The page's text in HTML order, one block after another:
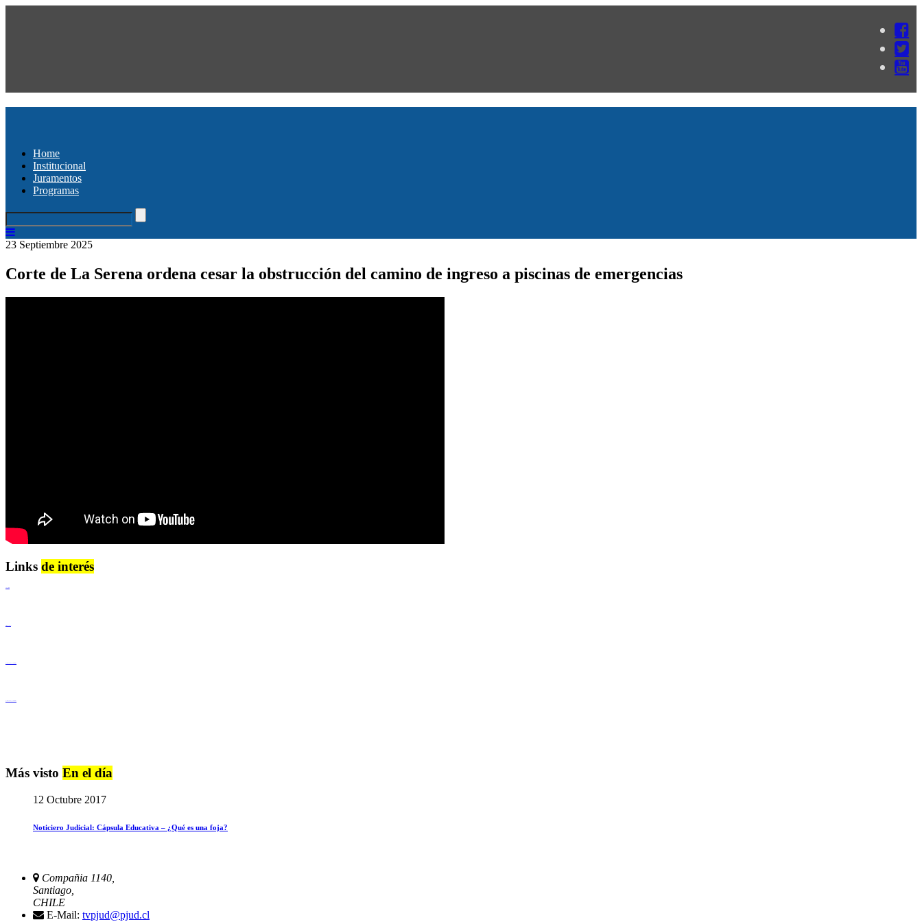
Home
Institucional
Juramentos
Programas
23 Septiembre 2025
Corte de La Serena ordena cesar la obstrucción del camino de ingreso a piscinas de emergencias
Links de interés
Más visto En el día
12 Octubre 2017
Noticiero Judicial: Cápsula Educativa – ¿Qué es una foja?
Compañia 1140,
Santiago,
CHILE
E-Mail: tvpjud@pjud.cl